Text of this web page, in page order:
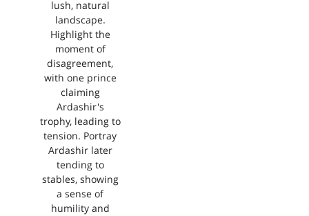
lush, natural
landscape.
Highlight the
moment of
disagreement,
with one prince
claiming
Ardashir's
trophy, leading to
tension. Portray
Ardashir later
tending to
stables, showing
a sense of
humility and